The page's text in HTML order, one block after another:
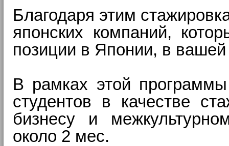
Благодаря этим
японских компаний,
позиции в Японии, в
В рамках этой
студентов в качестве
бизнесу и
около 2 мес.